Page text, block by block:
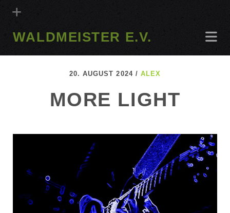
WALDMEISTER E.V.
20. AUGUST 2024 / ALEX
MORE LIGHT